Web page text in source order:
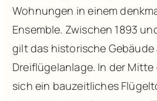
Wohnungen in einem
Ensemble. Zwischen 1893
gilt das historische
Dreiflügelanlage. In der
sich ein bauzeitliches